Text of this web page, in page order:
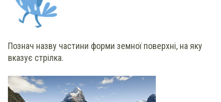
Познач назву частини форми земної поверхні, на яку
вказує стрілка.